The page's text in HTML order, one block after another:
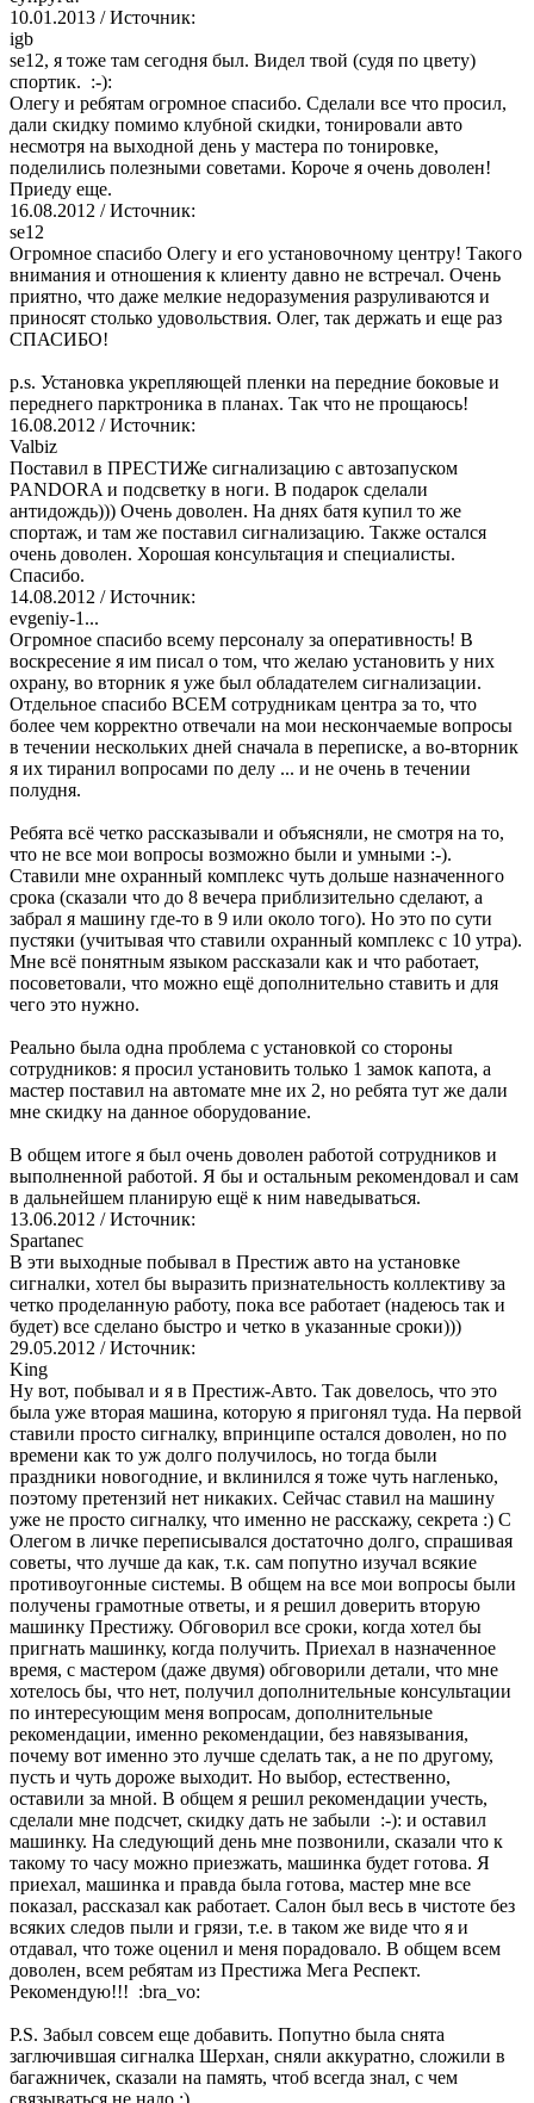
10.01.2013 / Источник:
igb
se12, я тоже там сегодня был. Видел твой (судя по цвету)
спортик. :-):
Олегу и ребятам огромное спасибо. Сделали все что просил,
дали скидку помимо клубной скидки, тонировали авто
несмотря на выходной день у мастера по тонировке,
поделились полезными советами. Короче я очень доволен!
Приеду еще.
16.08.2012 / Источник:
se12
Огромное спасибо Олегу и его установочному центру! Такого
внимания и отношения к клиенту давно не встречал. Очень
приятно, что даже мелкие недоразумения разруливаются и
приносят столько удовольствия. Олег, так держать и еще раз
СПАСИБО!
p.s. Установка укрепляющей пленки на передние боковые и
переднего парктроника в планах. Так что не прощаюсь!
16.08.2012 / Источник:
Valbiz
Поставил в ПРЕСТИЖе сигнализацию с автозапуском
PANDORA и подсветку в ноги. В подарок сделали
антидождь))) Очень доволен. На днях батя купил то же
спортаж, и там же поставил сигнализацию. Также остался
очень доволен. Хорошая консультация и специалисты.
Спасибо.
14.08.2012 / Источник:
evgeniy-1...
Огромное спасибо всему персоналу за оперативность! В
воскресение я им писал о том, что желаю установить у них
охрану, во вторник я уже был обладателем сигнализации.
Отдельное спасибо ВСЕМ сотрудникам центра за то, что
более чем корректно отвечали на мои нескончаемые вопросы
в течении нескольких дней сначала в переписке, а во-вторник
я их тиранил вопросами по делу ... и не очень в течении
полудня.
Ребята всё четко рассказывали и объясняли, не смотря на то,
что не все мои вопросы возможно были и умными :-).
Ставили мне охранный комплекс чуть дольше назначенного
срока (сказали что до 8 вечера приблизительно сделают, а
забрал я машину где-то в 9 или около того). Но это по сути
пустяки (учитывая что ставили охранный комплекс с 10 утра).
Мне всё понятным языком рассказали как и что работает,
посоветовали, что можно ещё дополнительно ставить и для
чего это нужно.
Реально была одна проблема с установкой со стороны
сотрудников: я просил установить только 1 замок капота, а
мастер поставил на автомате мне их 2, но ребята тут же дали
мне скидку на данное оборудование.
В общем итоге я был очень доволен работой сотрудников и
выполненной работой. Я бы и остальным рекомендовал и сам
в дальнейшем планирую ещё к ним наведываться.
13.06.2012 / Источник:
Spartanec
В эти выходные побывал в Престиж авто на установке
сигналки, хотел бы выразить признательность коллективу за
четко проделанную работу, пока все работает (надеюсь так и
будет) все сделано быстро и четко в указанные сроки)))
29.05.2012 / Источник:
King
Ну вот, побывал и я в Престиж-Авто. Так довелось, что это
была уже вторая машина, которую я пригонял туда. На первой
ставили просто сигналку, впринципе остался доволен, но по
времени как то уж долго получилось, но тогда были
праздники новогодние, и вклинился я тоже чуть нагленько,
поэтому претензий нет никаких. Сейчас ставил на машину
уже не просто сигналку, что именно не расскажу, секрета :) С
Олегом в личке переписывался достаточно долго, спрашивая
советы, что лучше да как, т.к. сам попутно изучал всякие
противоугонные системы. В общем на все мои вопросы были
получены грамотные ответы, и я решил доверить вторую
машинку Престижу. Обговорил все сроки, когда хотел бы
пригнать машинку, когда получить. Приехал в назначенное
время, с мастером (даже двумя) обговорили детали, что мне
хотелось бы, что нет, получил дополнительные консультации
по интересующим меня вопросам, дополнительные
рекомендации, именно рекомендации, без навязывания,
почему вот именно это лучше сделать так, а не по другому,
пусть и чуть дороже выходит. Но выбор, естественно,
оставили за мной. В общем я решил рекомендации учесть,
сделали мне подсчет, скидку дать не забыли :-): и оставил
машинку. На следующий день мне позвонили, сказали что к
такому то часу можно приезжать, машинка будет готова. Я
приехал, машинка и правда была готова, мастер мне все
показал, рассказал как работает. Салон был весь в чистоте без
всяких следов пыли и грязи, т.е. в таком же виде что я и
отдавал, что тоже оценил и меня порадовало. В общем всем
доволен, всем ребятам из Престижа Мега Респект.
Рекомендую!!! :bra_vo:
P.S. Забыл совсем еще добавить. Попутно была снята
заглючившая сигналка Шерхан, сняли аккуратно, сложили в
багажничек, сказали на память, чтоб всегда знал, с чем
связываться не надо :)